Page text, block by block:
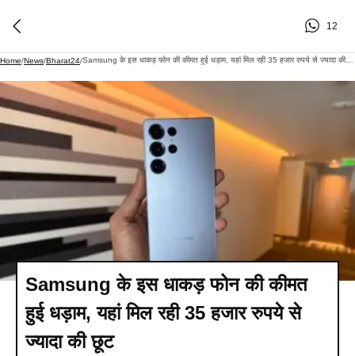
12
Home/News/Bharat24/ Samsung के इस धाकड़ फोन की कीमत हुई धड़ाम, यहां मिल रही 35 हजार रुपये से ज्यादा की छूट
Samsung के इस धाकड़ फोन की कीमत
हुई धड़ाम, यहां मिल रही 35 हजार रुपये से
ज्यादा की छूट